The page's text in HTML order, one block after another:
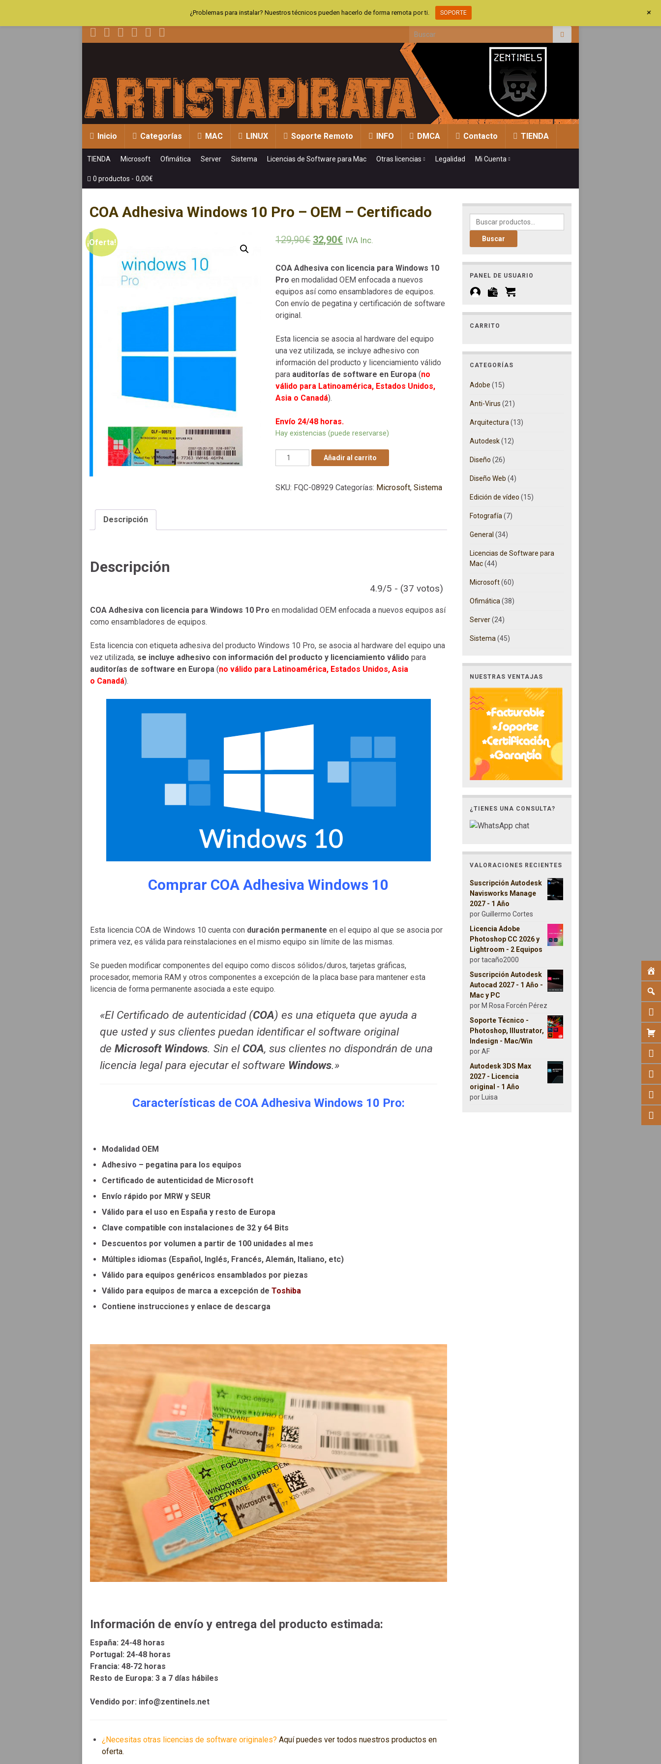
Search for:
Inicio Categorías MAC LINUX Soporte Remoto INFO DMCA Contacto TIENDA
TIENDA Microsoft Ofimática Server Sistema Licencias de Software para Mac Otras licencias Legalidad Mi Cuenta
0 productos 0,00€
COA Adhesiva Windows 10 Pro – OEM – Certificado
¡Oferta! 129,90€ El precio original era: 129,90€.
32,90€ El precio actual es: 32,90€.
IVA Inc.
COA Adhesiva con licencia para Windows 10
Pro en modalidad OEM enfocada a nuevos
equipos así como ensambladores de equipos.
Con envío de pegatina y certificación de software
original.
Esta licencia se asocia al hardware del equipo
una vez utilizada, se incluye adhesivo con
información del producto y licenciamiento válido
para auditorías de software en Europa (no
válido para Latinoamérica, Estados Unidos,
Asia o Canadá).
Envío 24/48 horas.
Hay existencias (puede reservarse)
COA Adhesiva Windows 10 Pro - OEM - Certificado cantidad
Añadir al carrito
SKU: FQC-08929 Categorías: Microsoft,Sistema
Descripción
Descripción
4.9/5 - (37 votos)
COA Adhesiva con licencia para Windows 10 Pro en modalidad OEM enfocada a nuevos equipos así
como ensambladores de equipos.
Esta licencia con etiqueta adhesiva del producto Windows 10 Pro, se asocia al hardware del equipo una
vez utilizada, se incluye adhesivo con información del producto y licenciamiento válido para
auditorías de software en Europa (no válido para Latinoamérica, Estados Unidos, Asia
o Canadá).
Comprar COA Adhesiva Windows 10
Esta licencia COA de Windows 10 cuenta con duración permanente en el equipo al que se asocia por
primera vez, es válida para reinstalaciones en el mismo equipo sin límite de las mismas.
Se pueden modificar componentes del equipo como discos sólidos/duros, tarjetas gráficas,
procesador, memoria RAM y otros componentes a excepción de la placa base para mantener esta
licencia de forma permanente asociada a este equipo.
«El Certificado de autenticidad (COA) es una etiqueta que ayuda a
que usted y sus clientes puedan identificar el software original
de Microsoft Windows. Sin el COA, sus clientes no dispondrán de una
licencia legal para ejecutar el software Windows.»
Características de COA Adhesiva Windows 10 Pro:
Modalidad OEM
Adhesivo – pegatina para los equipos
Certificado de autenticidad de Microsoft
Envío rápido por MRW y SEUR
Válido para el uso en España y resto de Europa
Clave compatible con instalaciones de 32 y 64 Bits
Descuentos por volumen a partir de 100 unidades al mes
Múltiples idiomas (Español, Inglés, Francés, Alemán, Italiano, etc)
Válido para equipos genéricos ensamblados por piezas
Válido para equipos de marca a excepción de Toshiba
Contiene instrucciones y enlace de descarga
Información de envío y entrega del producto estimada:
España: 24-48 horas
Portugal: 24-48 horas
Francia: 48-72 horas
Resto de Europa: 3 a 7 días hábiles
Vendido por: info@zentinels.net
¿Necesitas otras licencias de software originales? Aquí puedes ver todos nuestros productos en
oferta.
Buscar por:
Buscar
PANEL DE USUARIO
CARRITO
CATEGORÍAS
Adobe (15)
Anti-Virus (21)
Arquitectura (13)
Autodesk (12)
Diseño (26)
Diseño Web (4)
Edición de vídeo (15)
Fotografía (7)
General (34)
Licencias de Software para
Mac (44)
Microsoft (60)
Ofimática (38)
Server (24)
Sistema (45)
NUESTRAS VENTAJAS
¿TIENES UNA CONSULTA?
VALORACIONES RECIENTES
Suscripción Autodesk
Navisworks Manage
2027 - 1 Año
por Guillermo Cortes
Licencia Adobe
Photoshop CC 2026 y
Lightroom - 2 Equipos
por tacaño2000
Suscripción Autodesk
Autocad 2027 - 1 Año -
Mac y PC
por M Rosa Forcén Pérez
Soporte Técnico -
Photoshop, Illustrator,
Indesign - Mac/Win
por AF
Autodesk 3DS Max
2027 - Licencia
original - 1 Año
por Luisa
¿Problemas para instalar? Nuestros técnicos pueden hacerlo de forma remota por ti. SOPORTE +